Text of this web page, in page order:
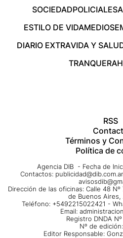
SOCIEDADPOLICIALES
ESTILO DE VIDAMEDIOS
DIARIO EXTRAVIDA Y
TRANQUERA
RSS
Términos y
Política de
Agencia DIB - Fecha de
Contactos: publicidad@dib.com.ar
Dirección de las oficinas: Calle 48
de Buenos
Teléfono: +5492215022421 -
Email:
Registro DNDA
Nº de
Editor Responsable: